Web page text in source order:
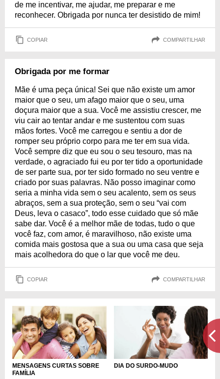
de me incentivar, me ajudar, me preparar e me
reconhecer. Obrigada por nunca ter desistido de mim!
COPIAR COMPARTILHAR
Obrigada por me formar
Mãe é uma peça única! Sei que não existe um amor
maior que o seu, um afago maior que o seu, uma
doçura maior que a sua. Você me assistiu crescer, me
viu cair ao tentar andar e me sustentou com suas
mãos fortes. Você me carregou e sentiu a dor de
romper seu próprio corpo para me ter em sua vida.
Você sempre diz que eu sou o seu tesouro, mas na
verdade, o agraciado fui eu por ter tido a oportunidade
de ser parte sua, por ter sido formado no seu ventre e
criado por suas palavras. Não posso imaginar como
seria a minha vida sem o seu acalento, sem os seus
abraços, sem a sua proteção, sem o seu “vai com
Deus, leva o casaco”, todo esse cuidado que só mãe
sabe dar. Você é a melhor mãe de todas, tudo o que
você faz, com amor, é maravilhoso, não existe uma
comida mais gostosa que a sua ou uma casa que seja
mais acolhedora do que o lar que você me deu.
COPIAR COMPARTILHAR
MENSAGENS CURTAS SOBRE
FAMÍLIA
DIA DO SURDO-MUDO